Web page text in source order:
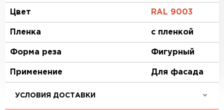
Цвет RAL 9003
Пленка с пленкой
Форма реза Фигурный
Применение Для фасада
УСЛОВИЯ ДОСТАВКИ